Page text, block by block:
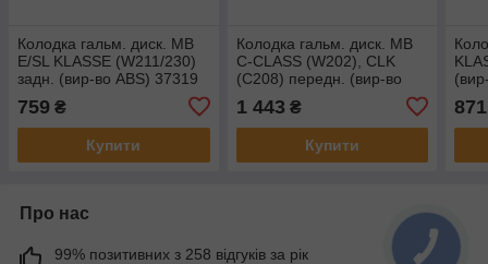
Колодка гальм. диск. MB
E/SL KLASSE (W211/230)
задн. (вир-во ABS) 37319
759 ₴
Купити
Колодка гальм. диск. MB
C-CLASS (W202), CLK
(C208) передн. (вир-во
1 443 ₴
Купити
871
Про нас
99% позитивних з 258 відгуків за рік